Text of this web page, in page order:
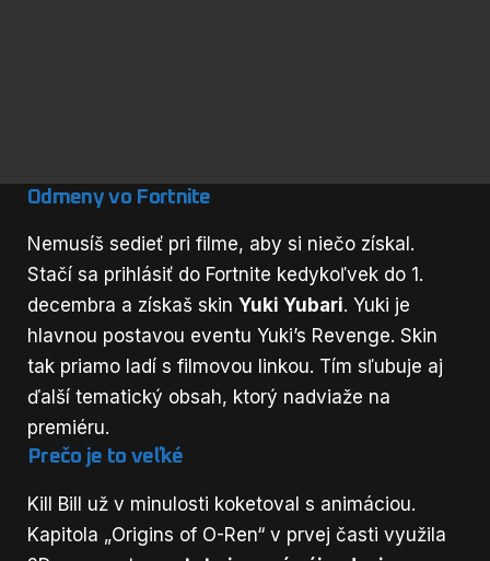
Odmeny vo Fortnite
Nemusíš sedieť pri filme, aby si niečo získal.
Stačí sa prihlásiť do Fortnite kedykoľvek do 1.
decembra a získaš skin Yuki Yubari. Yuki je
hlavnou postavou eventu Yuki’s Revenge. Skin
tak priamo ladí s filmovou linkou. Tím sľubuje aj
ďalší tematický obsah, ktorý nadviaže na
premiéru.
Prečo je to veľké
Kill Bill už v minulosti koketoval s animáciou.
Kapitola „Origins of O-Ren“ v prvej časti využila